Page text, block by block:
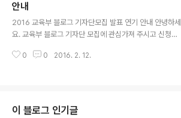
도학교」 를 신규로 선정한다고 밝혔습니다. 이로써 지난해
부터 운영을 지원하고 있는 교육부 연구학교 68개교, 미래
부 선도학교 150개교와 더불어 총 900개교의 「소프트웨
어 교육 연구‧선도학교」 를 운영하게 됩니다. 또한 지난해
‘소프트웨어 중심사회를 위한 인재양성 추진계획(’15.7.2
안내
2016 교육부 블로그 기자단모집 발표 연기 안내 안녕하세
요. 교육부 블로그 기자단 모집에 관심가져 주시고 신청해
를 발표할 예정이었지만, 심사가 늦어지는 관계로결과 발
0 0 2016. 2. 12.
이 블로그 인기글